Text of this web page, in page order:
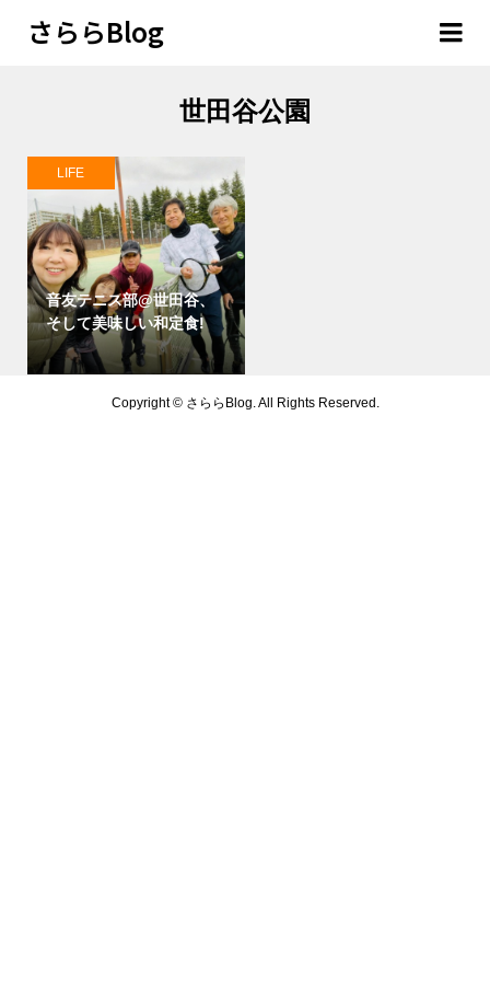
さららBlog
世田谷公園
音友テニス部@世田谷、
そして美味しい和定食!
LIFE
Copyright ©さららBlog. All Rights Reserved.